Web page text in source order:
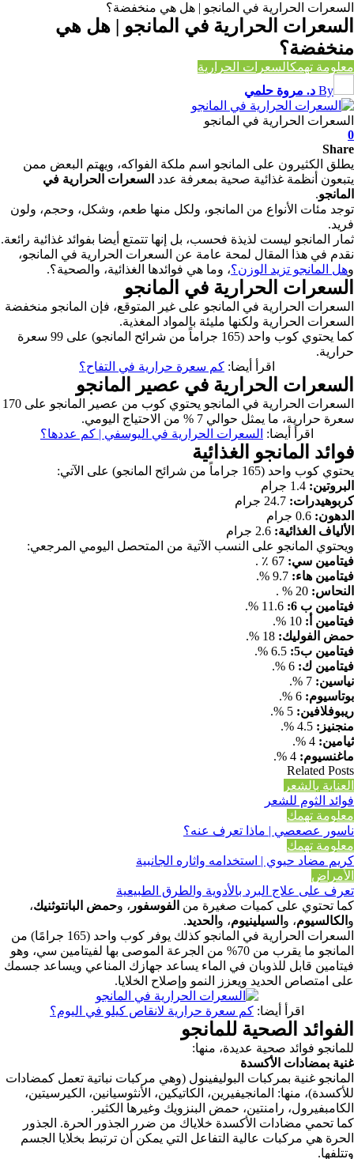
السعرات الحرارية في المانجو | هل هي منخفضة؟
السعرات الحرارية في المانجو | هل هي
منخفضة؟
معلومة تهمكالسعرات الحرارية
By د. مروة حلمي
السعرات الحرارية في المانجو
0
Share
يطلق الكثيرون على المانجو اسم ملكة الفواكه، ويهتم البعض ممن
يتبعون أنظمة غذائية صحية بمعرفة عدد السعرات الحرارية في
المانجو.
توجد مئات الأنواع من المانجو، ولكل منها طعم، وشكل، وحجم، ولون
فريد.
ثمار المانجو ليست لذيذة فحسب، بل إنها تتمتع أيضا بفوائد غذائية رائعة.
نقدم في هذا المقال لمحة عامة عن السعرات الحرارية في المانجو،
وهل المانجو تزيد الوزن؟، وما هي فوائدها الغذائية، والصحية؟.
السعرات الحرارية في المانجو
السعرات الحرارية في المانجو على غير المتوقع، فإن المانجو منخفضة
السعرات الحرارية ولكنها مليئة بالمواد المغذية.
كما يحتوي كوب واحد (165 جراماً من شرائح المانجو) على 99 سعرة
حرارية.
اقرأ أيضا: كم سعرة حرارية في التفاح؟
السعرات الحرارية في عصير المانجو
السعرات الحرارية في المانجو يحتوي كوب من عصير المانجو على 170
سعرة حرارية، ما يمثل حوالي 7 % من الاحتياج اليومي.
اقرأ أيضا: السعرات الحرارية في اليوسفي | كم عددها؟
فوائد المانجو الغذائية
يحتوي كوب واحد (165 جراماً من شرائح المانجو) على الآتي:
البروتين:
كربوهيدرات:
الدهون:
الألياف الغذائية:
ويحتوي المانجو على النسب الآتية من المتحصل اليومي المرجعي:
فيتامين سي:
فيتامين هاء: 9.7 %.
النحاس: 20 % .
فيتامين ب 6:
11.6 %.
فيتامين أ: 10 %.
حمض الفوليك: 18 %.
فيتامين ب5:
6.5 %.
فيتامين ك: 6 %.
نياسين: 7 %.
بوتاسيوم: 6 %.
ريبوفلافين: 5 %.
منجنيز: 4.5 %.
ثيامين: 4 %.
ماغنسيوم: 4 %.
Related Posts
العناية بالشعر
فوائد الثوم للشعر
معلومة تهمك
ناسور عصعصي | ماذا تعرف عنه؟
معلومة تهمك
كريم مضاد حيوي | استخدامه واثاره الجانبية
الأمراض
تعرف على علاج البرد بالأدوية والطرق الطبيعية
كما تحتوي على كميات صغيرة من الفوسفور ، وحمض البانتوثنيك،
و الكالسيوم، و السيلينيوم، و الحديد.
السعرات الحرارية في المانجو كذلك يوفر كوب واحد (165 جرامًا) من
المانجو ما يقرب من 70% من الجرعة الموصى بها لفيتامين سي، وهو
فيتامين قابل للذوبان في الماء يساعد جهازك المناعي ويساعد جسمك
على امتصاص الحديد ويعزز النمو وإصلاح الخلايا.
اقرأ أيضا: كم سعرة حرارية لانقاص كيلو في اليوم؟
الفوائد الصحية للمانجو
للمانجو فوائد صحية عديدة، منها:
غنية بمضادات الأكسدة
المانجو غنية بمركبات البوليفينول (وهي مركبات نباتية تعمل كمضادات
للأكسدة)، منها: المانجيفيرين، الكاتيكين، الأنثوسيانين، الكيرسيتين،
الكامبفيرول، رامنتين، حمض البنزويك وغيرها الكثير.
كما تحمي مضادات الأكسدة خلاياك من ضرر الجذور الحرة. الجذور
الحرة هي مركبات عالية التفاعل التي يمكن أن ترتبط بخلايا الجسم
وتتلفها.